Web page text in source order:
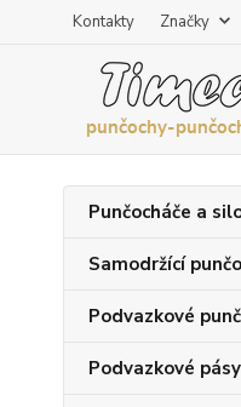
Kontakty Značky
Punčocháče a
Samodržící
Podvazkové
Podvazkové pásy